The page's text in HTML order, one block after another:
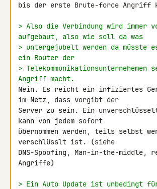
bis der erste Brute-force Angriff
> Also die Verbindung wird immer
aufgebaut, also wie soll da was
> untergejubelt werden da müsste
ein Router der
> Telekommunikationsunternehemen
Angriff macht.
Nein. Es reicht ein infiziertes
im Netz, dass vorgibt der
Server zu sein. Ein
kann von jedem sofort
übernommen werden, teils selbst
verschlüsslt ist. (siehe
DNS-Spoofing, Man-in-the-middle,
Angriffe)
> Ein Auto Update ist unbedingt